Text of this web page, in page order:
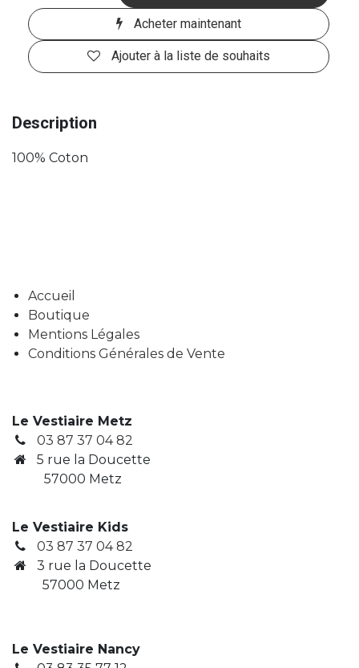
Acheter maintenant
Ajouter à la liste de souhaits
Description
100% Coton
Accueil
Boutique
Mentions Légales
Conditions Générales de Vente
Le Vestiaire Metz
03 87 37 04 82
5 rue la Doucette
57000 Metz
Le Vestiaire Kids
03 87 37 04 82
3 rue la Doucette
​ 57000 Metz
Le Vestiaire Nancy